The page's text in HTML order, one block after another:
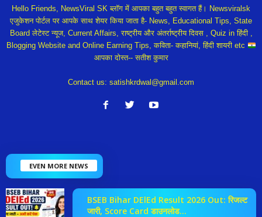
Hello Friends, NewsViral SK ब्लॉग में आपका बहुत बहुत स्वागत हैं। Newsviralsk
एजुकेशन पोर्टल पर आपके साथ शेयर किया जाता है- News, Educational Tips, State
Board लेटेस्ट न्यूज, Current Affairs, राष्ट्रीय और अंतर्राष्ट्रीय दिवस , Quiz in हिंदी ,
Blogging Website and Online Earning Tips, कविता- कहानियां, हिंदी शायरी etc
आपका दोस्त-- सतीश कुमार
Contact us: satishkrdwal@gmail.com
EVEN MORE NEWS
BSEB Bihar DElEd Result 2026 Out: रिजल्ट
जारी, Score Card डाउनलोड...